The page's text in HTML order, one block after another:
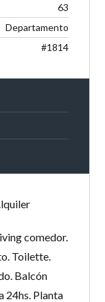
63
Departamento
#1814
comedor.
Toilette.
Balcón
24hs. Planta